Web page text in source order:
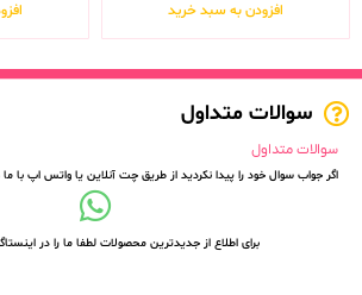
افزودن به سبد خرید
سوالات متداول
سوالات متداول
اگر جواب سوال خود را پیدا نکردید از طریق چت آنلاین یا واتس اپ با ما
برای اطلاع از جدیدترین محصولات لطفا ما را در